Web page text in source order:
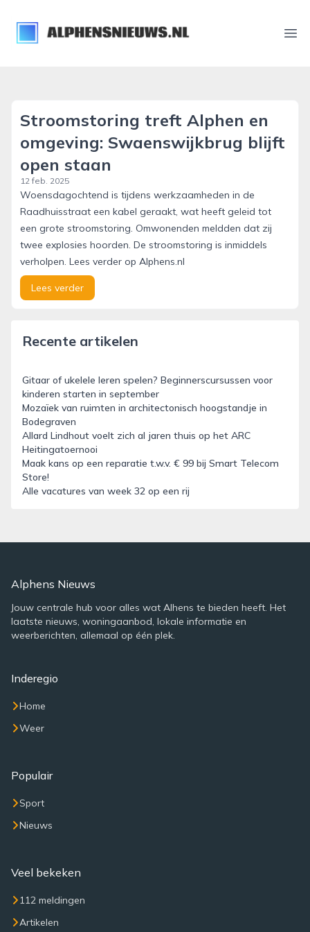
alphensnieuws.nl
Stroomstoring treft Alphen en
omgeving: Swaenswijkbrug blijft
open staan
12 feb. 2025
Woensdagochtend is tijdens werkzaamheden in de
Raadhuisstraat een kabel geraakt, wat heeft geleid tot
een grote stroomstoring. Omwonenden meldden dat zij
twee explosies hoorden. De stroomstoring is inmiddels
verholpen. Lees verder op Alphens.nl
Lees verder
Recente artikelen
Gitaar of ukelele leren spelen? Beginnerscursussen voor
kinderen starten in september
Mozaïek van ruimten in architectonisch hoogstandje in
Bodegraven
Allard Lindhout voelt zich al jaren thuis op het ARC
Heitingatoernooi
Maak kans op een reparatie t.w.v. € 99 bij Smart Telecom
Store!
Alle vacatures van week 32 op een rij
Alphens Nieuws
Jouw centrale hub voor alles wat Alhens te bieden heeft. Het
laatste nieuws, woningaanbod, lokale informatie en
weerberichten, allemaal op één plek.
Inderegio
Home
Weer
Populair
Sport
Nieuws
Veel bekeken
112 meldingen
Artikelen